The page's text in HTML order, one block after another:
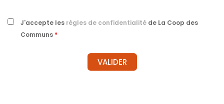
J'accepte les règles de confidentialité de La Coop des
Communs *